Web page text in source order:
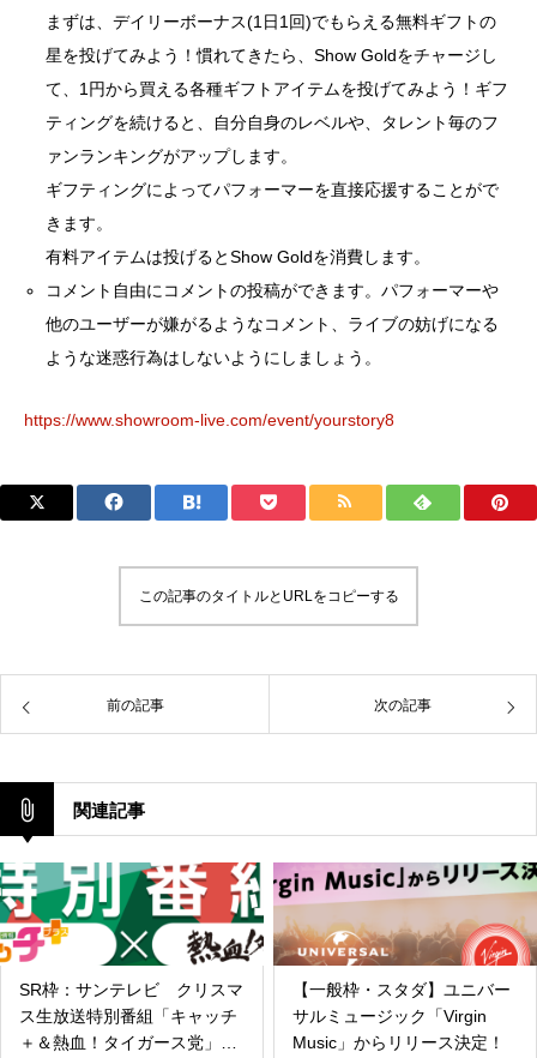
まずは、デイリーボーナス(1日1回)でもらえる無料ギフトの
星を投げてみよう！慣れてきたら、Show Goldをチャージし
て、1円から買える各種ギフトアイテムを投げてみよう！ギフ
ティングを続けると、自分自身のレベルや、タレント毎のフ
ァンランキングがアップします。
ギフティングによってパフォーマーを直接応援することがで
きます。
有料アイテムは投げるとShow Goldを消費します。
コメント自由にコメントの投稿ができます。パフォーマーや
他のユーザーが嫌がるようなコメント、ライブの妨げになる
ような迷惑行為はしないようにしましょう。
https://www.showroom-live.com/event/yourstory8
この記事のタイトルとURLをコピーする
前の記事 次の記事
関連記事
SR枠：サンテレビ クリスマ
ス生放送特別番組「キャッチ
＋＆熱血！タイガース党」番
【一般枠・スタダ】ユニバー
サルミュージック「Virgin
Music」からリリース決定！